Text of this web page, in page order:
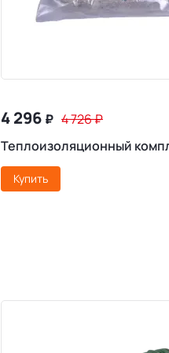
4 296 ₽ 4 726₽
Теплоизоляционный
Купить